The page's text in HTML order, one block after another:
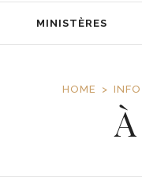
MINISTÈRES
HOME INFO